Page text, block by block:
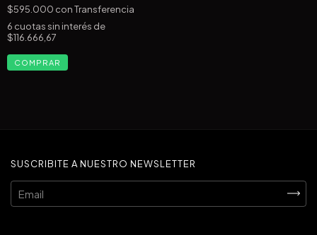
$595.000 conTransferencia
6 cuotas sin interés de
$116.666,67
COMPRAR
SUSCRIBITE A NUESTRO NEWSLETTER